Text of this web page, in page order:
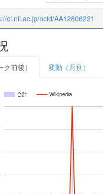
ci.nii.ac.jp/ncid/AA12806221
前後） 変動（月別）
合計 Wikipedia